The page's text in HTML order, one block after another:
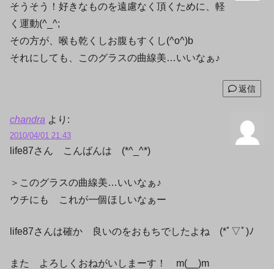
そうそう！好きなものを遠慮なく頂くために、軽
く運動(^_^;
その方が、喉も乾くしお腹もすくし(^o^)b
それにしても、このグラスの曲線美…いいなぁ♪
返信
chandra より:
2010/04/01 21:43
life87さん こんばんは (*^_^*)
＞このグラスの曲線美…いいなぁ♪
ウチにも これが一個ほしいなぁー
life87さんは確か 良いのをおもちでしたよね (*ﾟ▽ﾟ)ﾉ
また よろしくおねがいしまーす！ m(__)m